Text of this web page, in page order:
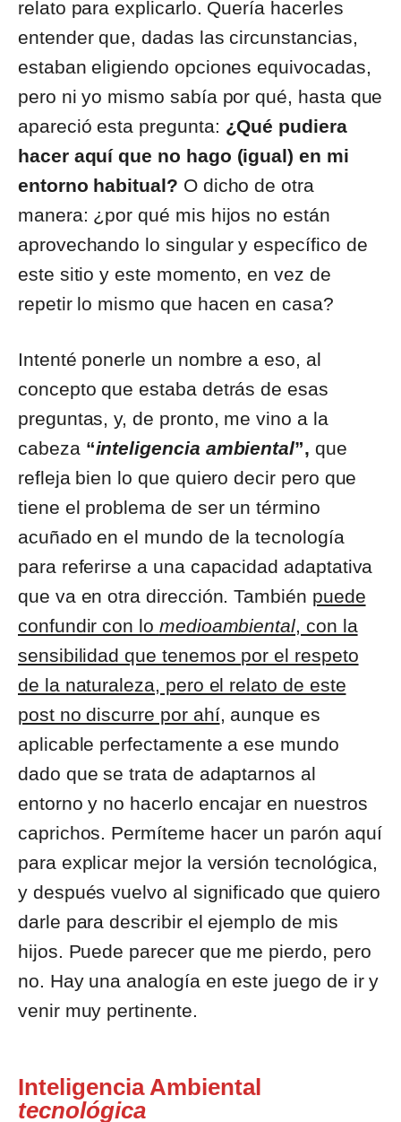
relato para explicarlo. Quería hacerles
entender que, dadas las circunstancias,
estaban eligiendo opciones equivocadas,
pero ni yo mismo sabía por qué, hasta que
apareció esta pregunta: ¿Qué pudiera
hacer aquí que no hago (igual) en mi
entorno habitual? O dicho de otra
manera: ¿por qué mis hijos no están
aprovechando lo singular y específico de
este sitio y este momento, en vez de
repetir lo mismo que hacen en casa?
Intenté ponerle un nombre a eso, al
concepto que estaba detrás de esas
preguntas, y, de pronto, me vino a la
cabeza “inteligencia ambiental”, que
refleja bien lo que quiero decir pero que
tiene el problema de ser un término
acuñado en el mundo de la tecnología
para referirse a una capacidad adaptativa
que va en otra dirección. También puede
confundir con lo medioambiental, con la
sensibilidad que tenemos por el respeto
de la naturaleza, pero el relato de este
post no discurre por ahí, aunque es
aplicable perfectamente a ese mundo
dado que se trata de adaptarnos al
entorno y no hacerlo encajar en nuestros
caprichos. Permíteme hacer un parón aquí
para explicar mejor la versión tecnológica,
y después vuelvo al significado que quiero
darle para describir el ejemplo de mis
hijos. Puede parecer que me pierdo, pero
no. Hay una analogía en este juego de ir y
venir muy pertinente.
Inteligencia Ambiental
tecnológica